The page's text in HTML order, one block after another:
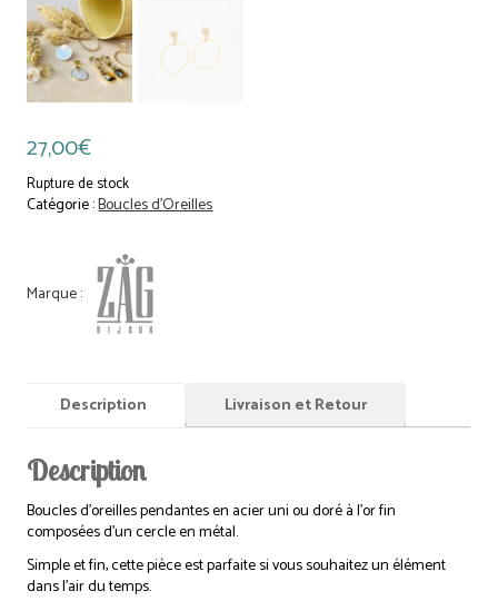
27,00€
Rupture de stock
Catégorie :Boucles d'Oreilles
Description Livraison et Retour
Description
Boucles d’oreilles pendantes en acier uni ou doré à l’or fin
composées d’un cercle en métal.
Simple et fin, cette pièce est parfaite si vous souhaitez un élément
dans l’air du temps.